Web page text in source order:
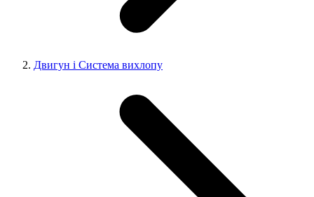
Двигун і Система вихлопу